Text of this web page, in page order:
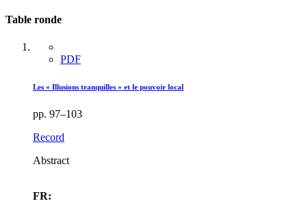
Table ronde
PDF
Les « Illusions tranquilles » et le pouvoir local
pp. 97–103
Record
Abstract
FR: